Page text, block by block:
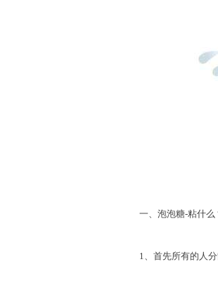
一、泡泡糖-粘什么
1、首先所有的人分